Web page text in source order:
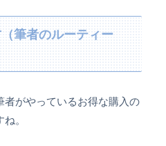
筆者のルーティー
者がやっているお得な購入の
。